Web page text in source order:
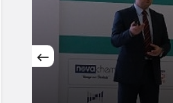
Gece Modu
Gece modunu seçin.
Sistem Modu